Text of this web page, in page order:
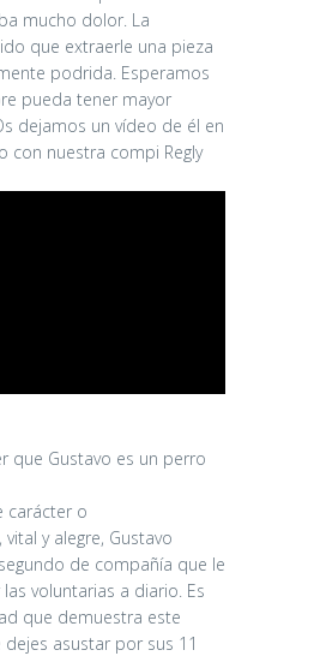
mucho dolor. La
que extraerle una pieza
podrida. Esperamos
pueda tener mayor
dejamos un vídeo de él en
con nuestra compi Regly
que Gustavo es un perro
carácter o
y alegre, Gustavo
de compañía que le
voluntarias a diario. Es
que demuestra este
asustar por sus 11